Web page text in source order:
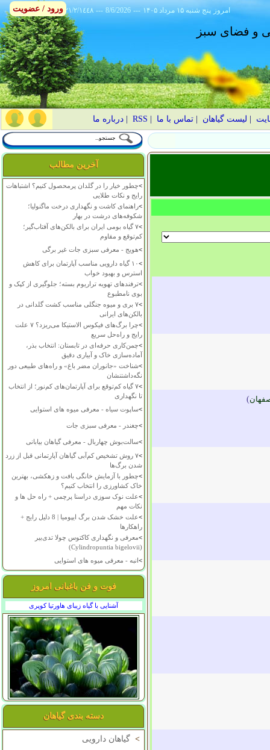
٢١/٢/١٤٤٨ --- 8/6/2026 --- ۱۴۰۵ پنج شنبه ۱۵ مرداد امروز
و فضای سبز
لیست گیاهان |تماس با ما RSS
|درباره ما
آخرین مطالب
>چطور خیار را در گلدان پرمحصول کنیم؟ اشتباهات
رایج و نکات طلایی
>راهنمای کاشت و نگهداری درخت ماگنولیا؛
شکوفه‌های درشت در بهار
>
۷ گیاه بومی ایران برای بالکن‌های آفتاب‌گیر؛
کم‌توقع و مقاوم
>هویج - معرفی سبزی جات غیر برگی
>
۱۰ گیاه دارویی مناسب آپارتمان برای کاهش
استرس و بهبود خواب
>ترفندهای تهویه تراریوم بسته؛ جلوگیری از کپک و
بوی نامطبوع
>
۷ بری و میوه جنگلی مناسب کشت گلدانی در
بالکن‌های ایرانی
>
چرا برگ‌های فیکوس الاستیکا می‌ریزد؟ ۷ علت
رایج و راه‌حل سریع
>چمن‌کاری حرفه‌ای در تابستان: انتخاب بذر،
آماده‌سازی خاک و آبیاری دقیق
>شناخت «جانوران مضر باغ» و راه‌های طبیعی دور
نگه‌داشتنشان
>
۷ گیاه کم‌توقع برای آپارتمان‌های کم‌نور؛ از انتخاب
تا نگهداری
>ساپوت سیاه - معرفی میوه های استوایی
>چغندر - معرفی سبزی جات
>سالت‌بوش چهاربال - معرفی گیاهان بیابانی
>
۷ روش تشخیص کم‌آبی گیاهان آپارتمانی قبل از زرد
شدن برگ‌ها
>چطور با آزمایش خانگی بافت و زهکشی، بهترین
خاک کشاورزی را انتخاب کنیم؟
>علت نوک سوزی دراسنا پرچمی + راه حل ها و
نکات مهم
>
علت خشک شدن برگ ایپومیا | 8 دلیل رایج +
راهکارها
>معرفی و نگهداری کاکتوس چولا تدی‌بیر
(Cylindropuntia bigelovii)
>انبه - معرفی میوه های استوایی
فوت و فن باغبانی امروز
آشنایی با گیاه زیبای هاورتیا کوپری
دسته بندی گیاهان
> گیاهان دارویی
)
ورود / عضویت